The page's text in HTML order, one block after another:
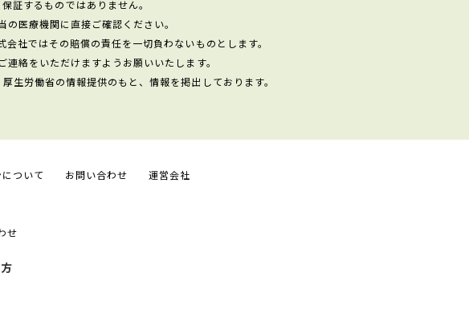
証するものではありません。
医療機関に直接ご確認ください。
社ではその賠償の責任を一切負わないものとします。
絡をいただけますようお願いいたします。
生労働省の情報提供のもと、情報を掲出しております。
ついて お問い合わせ 運営会社
せ